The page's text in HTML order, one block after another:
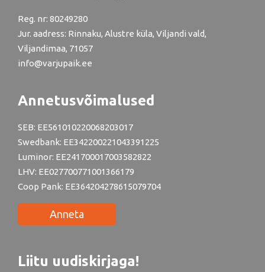
Reg. nr: 80249280
Jur. aadress: Rinnaku, Alustre küla, Viljandi vald,
Viljandimaa, 71057
info@varjupaik.ee
Annetusvõimalused
SEB: EE561010220068203017
Swedbank: EE342200221043391225
Luminor: EE241700017003582822
LHV: EE027700771001366179
Coop Pank: EE364204278615079704
Anneta
Liitu uudiskirjaga!